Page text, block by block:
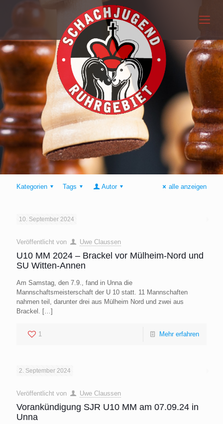
Kategorien Tags Autor alle anzeigen
10. September 2024
Veröffentlicht von Uwe Claussen
U10 MM 2024 – Brackel vor Mülheim-Nord und
SU Witten-Annen
Am Samstag, den 7.9., fand in Unna die
Mannschaftsmeisterschaft der U 10 statt. 11 Mannschaften
nahmen teil, darunter drei aus Mülheim Nord und zwei aus
Brackel. […]
1 Mehr erfahren
2. September 2024
Veröffentlicht von Uwe Claussen
Vorankündigung SJR U10 MM am 07.09.24 in
Unna